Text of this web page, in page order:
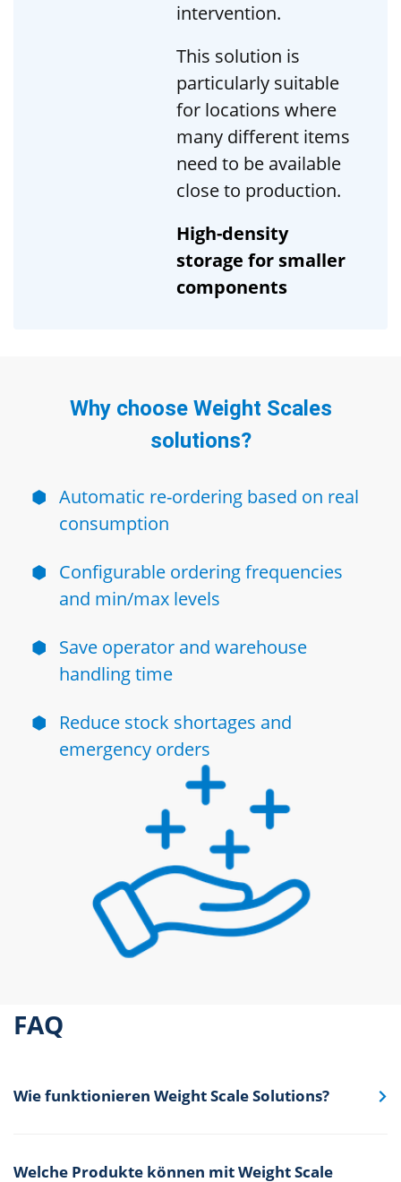
intervention.
This solution is
particularly suitable
for locations where
many different items
need to be available
close to production.
High-density
storage for smaller
components
Why choose Weight Scales
solutions?
⬢ Automatic re-ordering based on real
consumption
⬢ Configurable ordering frequencies
and min/max levels
⬢ Save operator and warehouse
handling time
⬢
Reduce stock shortages and
emergency orders
FAQ
Wie funktionieren Weight Scale Solutions?
Welche Produkte können mit Weight Scale